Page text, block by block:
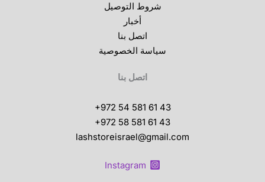
شروط التوصيل
أخبار
اتصل بنا
سياسة الخصوصية
اتصل بنا
+972 54 581 61 43
+972 58 581 61 43
lashstoreisrael@gmail.com
Instagram